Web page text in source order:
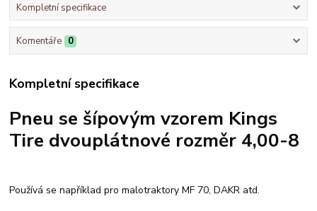
Kompletní specifikace
Komentáře 0
Kompletní specifikace
Pneu se šípovým vzorem Kings
Tire dvouplátnové rozměr 4,00-8
Používá se například pro malotraktory MF 70, DAKR atd.